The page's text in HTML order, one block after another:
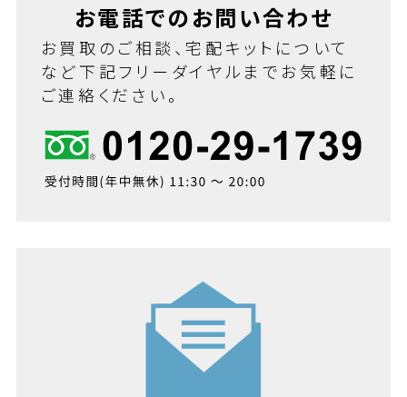
お電話でのお問い合わせ
お買取のご相談、宅配キットについて
など下記フリーダイヤルまでお気軽に
ご連絡ください。